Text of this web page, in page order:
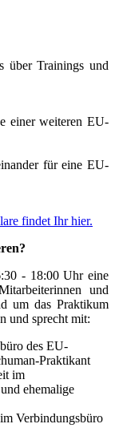
über Trainings und
einer weiteren EU-
für eine EU-
findet Ihr hier.
- 18:00 Uhr eine
und
um das Praktikum
und sprecht mit:
des EU-
Praktikant
im
ehemalige
Verbindungsbüro